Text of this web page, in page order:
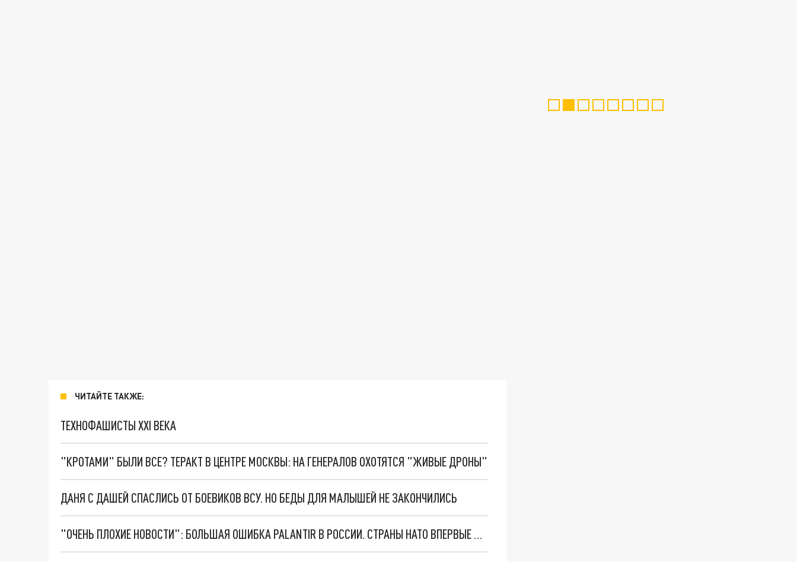
ЧИТАЙТЕ ТАКЖЕ:
ТЕХНОФАШИСТЫ XXI ВЕКА
"КРОТАМИ" БЫЛИ ВСЕ? ТЕРАКТ В ЦЕНТРЕ МОСКВЫ: НА ГЕНЕРАЛОВ ОХОТЯТСЯ "ЖИВЫЕ ДРОНЫ"
ДАНЯ С ДАШЕЙ СПАСЛИСЬ ОТ БОЕВИКОВ ВСУ. НО БЕДЫ ДЛЯ МАЛЫШЕЙ НЕ ЗАКОНЧИЛИСЬ
"ОЧЕНЬ ПЛОХИЕ НОВОСТИ": БОЛЬШАЯ ОШИБКА PALANTIR В РОССИИ. СТРАНЫ НАТО ВПЕРВЫЕ ЗА СВО ОСТАНОВИЛИ ПОСТАВКИ ОРУЖИЯ. ВСУ ТЕРЯЮТ ПРИГРАНИЧЬЕ?